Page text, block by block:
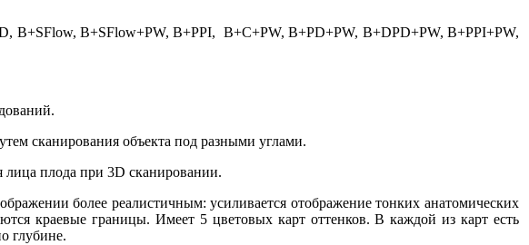
B+SFlow+PW, B+PPI, B+C+PW, B+PD+PW, B+DPD+PW, B+PPI+PW,
объекта под разными углами.
плода при 3D сканировании.
более реалистичным: усиливается отображение тонких анатомических
краевые границы. Имеет 5 цветовых карт оттенков. В каждой из карт есть
глубине.